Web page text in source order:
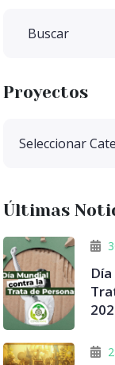
Proyectos
Últimas